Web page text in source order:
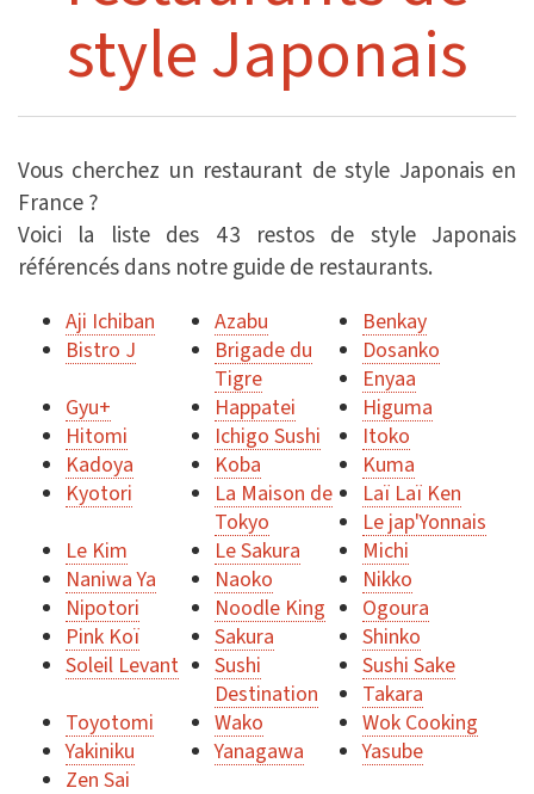
style Japonais
Vous cherchez un restaurant de style Japonais en
France ?
Voici la liste des 43 restos de style Japonais
référencés dans notre guide de restaurants.
Aji Ichiban Azabu
Benkay
Bistro J
Brigade du
Tigre
Dosanko
Enyaa
Gyu+
Happatei
Higuma
Hitomi
Ichigo Sushi
Itoko
Kadoya
Koba
Kuma
Kyotori
La Maison de
Tokyo
Laï Laï Ken
Le jap'Yonnais
Le Kim
Le Sakura
Michi
Naniwa Ya
Naoko
Nikko
Nipotori
Noodle King
Ogoura
Pink Koï
Sakura
Shinko
Soleil Levant
Sushi
Destination
Sushi Sake
Takara
Toyotomi
Wako
Wok Cooking
Yakiniku
Yanagawa
Yasube
Zen Sai